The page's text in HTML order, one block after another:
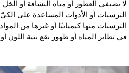
تضيفي العطور أو مياه النشافة أو الخل أو
أو الأدوات المساعدة على الكيّ
منها كيميائيًا أو غيرها من
تطاير المياه أو ظهور بقع بنية اللون أو